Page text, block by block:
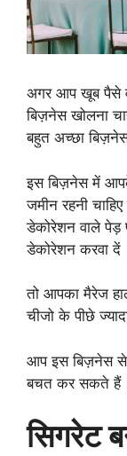
अगर आप खूब पैसे
बिज़नेस खोलना
बहुत अच्छा बिज़नेस
इस बिज़नेस में
जमीन रहनी
डेकोरेशन वाले पेड़
डेकोरेशन करवा दें
तो आपका मैरेज
चीजो के पीछे
आप इस बिज़नेस
बचत कर सकते हैं |
सिगरेट